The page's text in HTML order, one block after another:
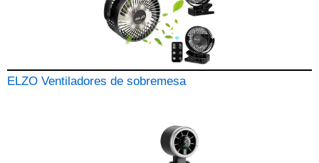
ELZO Ventiladores de sobremesa